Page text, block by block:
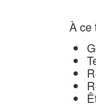
À ce